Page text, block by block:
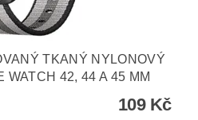
TKANÝ NYLONOVÝ
WATCH 42, 44 A 45 MM
109 Kč